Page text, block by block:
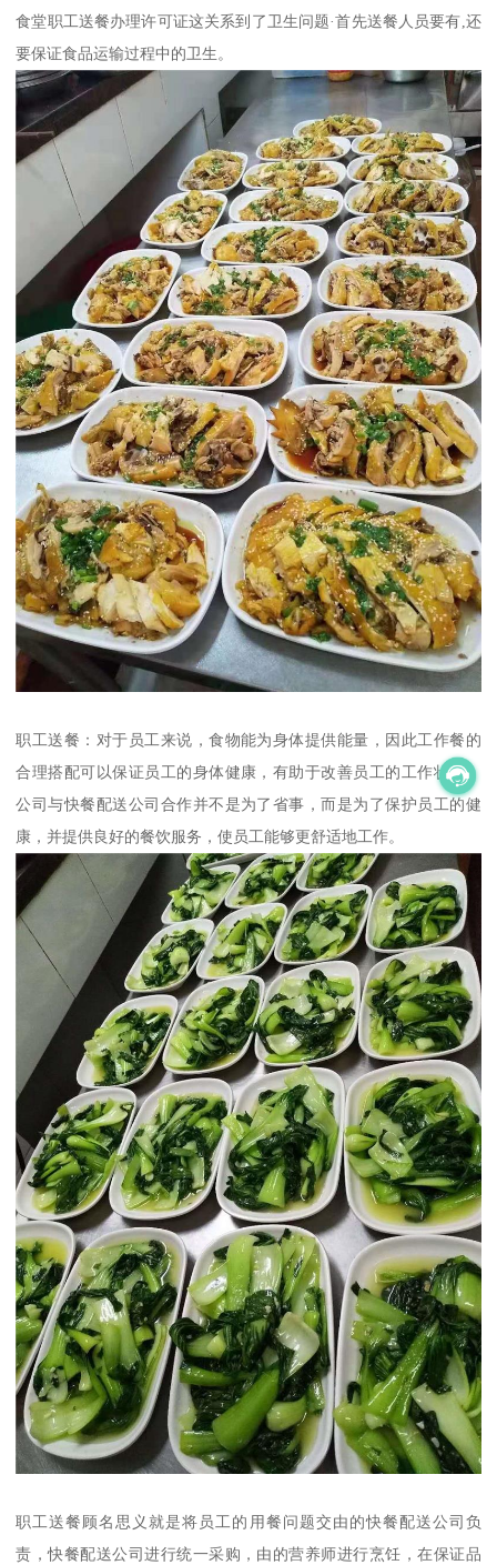
食堂职工送餐办理许可证这关系到了卫生问题·首先送餐人员要有,还
要保证食品运输过程中的卫生。
职工送餐：对于员工来说，食物能为身体提供能量，因此工作餐的
合理搭配可以保证员工的身体健康，有助于改善员工的工作状态。
公司与快餐配送公司合作并不是为了省事，而是为了保护员工的健
康，并提供良好的餐饮服务，使员工能够更舒适地工作。
职工送餐顾名思义就是将员工的用餐问题交由的快餐配送公司负
责，快餐配送公司进行统一采购，由的营养师进行烹饪，在保证品